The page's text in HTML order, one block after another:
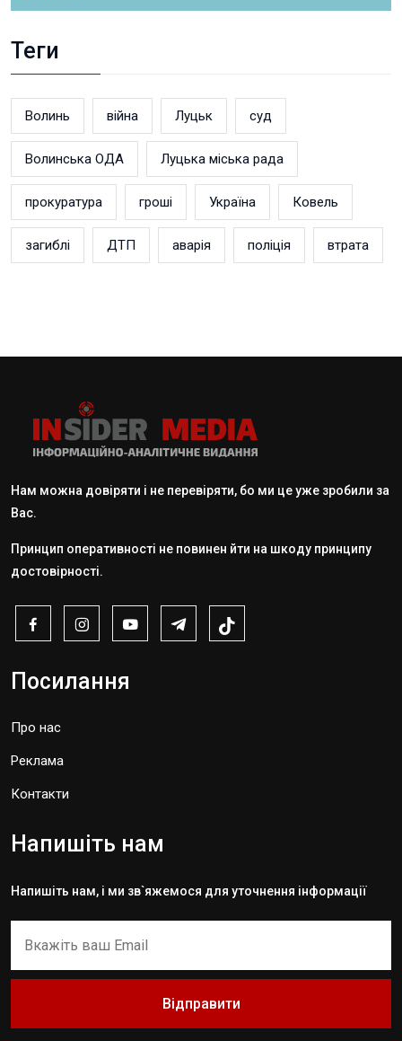
Теги
Волинь війна Луцьк суд
Волинська ОДА Луцька міська рада
прокуратура гроші Україна Ковель
загиблі ДТП аварія поліція втрата
Нам можна довіряти і не перевіряти, бо ми це уже зробили за
Вас.
Принцип оперативності не повинен йти на шкоду принципу
достовірності.
Посилання
Про нас
Реклама
Контакти
Напишіть нам
Напишіть нам, і ми зв`яжемося для уточнення інформації
Відправити